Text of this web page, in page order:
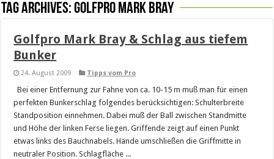
Tag Archives:Golfpro Mark Bray
Golfpro Mark Bray & Schlag aus tiefem
Bunker
24. August 2009 Tipps vom Pro
Bei einer Entfernung zur Fahne von ca. 10-15 m muß man für einen
perfekten Bunkerschlag folgendes berücksichtigen: Schulterbreite
Standposition einnehmen. Dabei muß der Ball zwischen Standmitte
und Höhe der linken Ferse liegen. Griffende zeigt auf einen Punkt
etwas links des Bauchnabels. Hände umschließen die Griffmitte in
neutraler Position. Schlagfläche ...